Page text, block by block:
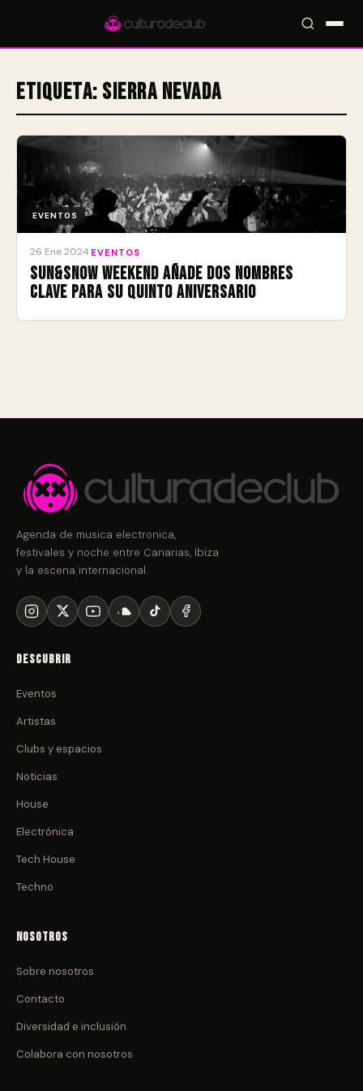
Accesos rápidos: 🎪 Eventos🎤 Artistas📍 Locales📰 Radar
Etiqueta: Sierra Nevada
EVENTOS
26 Ene 2024 EVENTOS
Sun&Snow Weekend añade dos nombres
clave para su Quinto ANIVERSARIO
Agenda de musica electronica,
festivales y noche entre Canarias, Ibiza
y la escena internacional.
Descubrir
Eventos
Artistas
Clubs y espacios
Noticias
House
Electrónica
Tech House
Techno
Nosotros
Sobre nosotros
Contacto
Diversidad e inclusión
Colabora con nosotros